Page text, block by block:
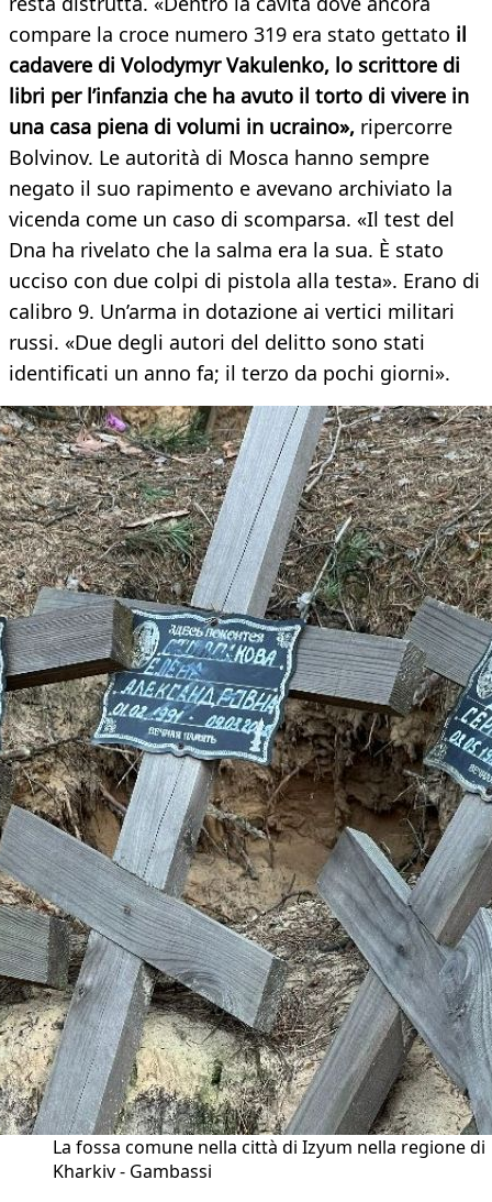
compare la croce numero 319 era stato gettato il
cadavere di Volodymyr Vakulenko, lo scrittore di
libri per l’infanzia che ha avuto il torto di vivere in
una casa piena di volumi in ucraino», ripercorre
Bolvinov. Le autorità di Mosca hanno sempre
negato il suo rapimento e avevano archiviato la
vicenda come un caso di scomparsa. «Il test del
Dna ha rivelato che la salma era la sua. È stato
ucciso con due colpi di pistola alla testa». Erano di
calibro 9. Un’arma in dotazione ai vertici militari
russi. «Due degli autori del delitto sono stati
identificati un anno fa; il terzo da pochi giorni».
La fossa comune nella città di Izyum nella regione di
Kharkiv - Gambassi